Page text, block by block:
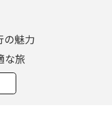
の魅力
な旅
な魅力